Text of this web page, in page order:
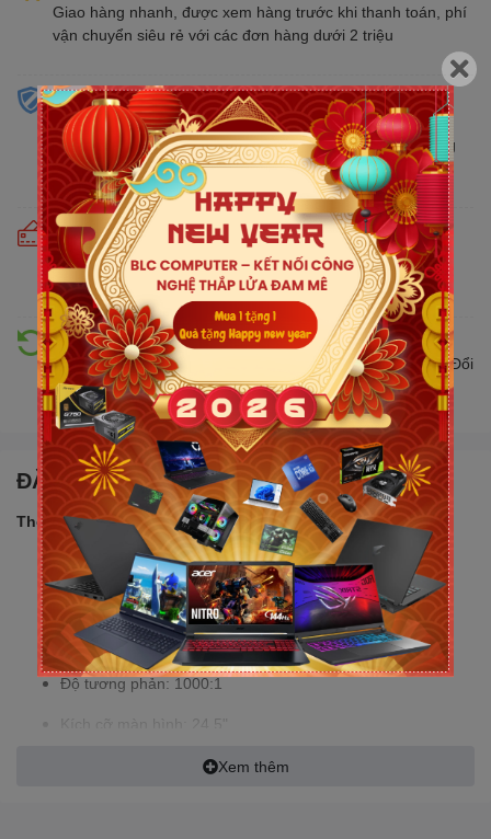
Giao hàng nhanh, được xem hàng trước khi thanh toán, phí
vận chuyển siêu rẻ với các đơn hàng dưới 2 triệu
Sản phẩm chính hãng
Cam kết bán hàng chính hãng phân phối tại Việt Nam,
chúng tôi tự hào là đại lý chính thức của tất cả các thương
hiệu kinh doanh sản phẩm CNTT trên thị trường
Cam kết giá tốt
Giá tốt hơn từ 10% - 30% so với thị trường. Liên tục cập
nhật giá mới nhất, cạnh tranh
Hỗ trợ đổi trả
Đổi trả hàng lên đến 30 ngày nếu có lỗi do nhà sản xuất. Đổi
trả hàng không cần lý do với mức phí ưu đãi
ĐẶC ĐIỂM NỔI BẬT
Thông số sản phẩm:
Mã sản phẩm: IP2510W1
Màu sắc: Đen
Độ sáng: 280cd/m²
Độ tương phản: 1000:1
Kích cỡ màn hình: 24.5"
Tấm nền: IPS/WLED Xem thêm